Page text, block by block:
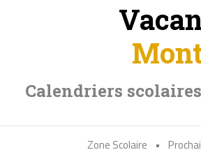
Calendriers
Zone Scolaire •